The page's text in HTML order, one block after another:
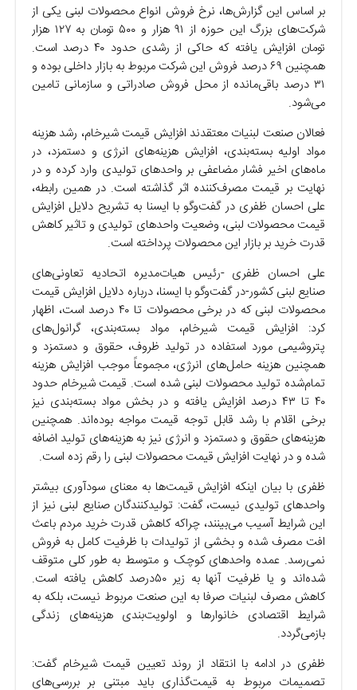
بر اساس این گزارش‌ها، نرخ فروش انواع محصولات لبنی یکی از
شرکت‌های بزرگ این حوزه از ۹۱ هزار و ۵۰۰ تومان به ۱۲۷ هزار
تومان افزایش یافته که حاکی از رشدی حدود ۴۰ درصد است.
همچنین ۶۹ درصد فروش این شرکت مربوط به بازار داخلی بوده و
۳۱ درصد باقی‌مانده از محل فروش صادراتی و سازمانی تامین
می‌شود.
فعالان صنعت لبنیات معتقدند افزایش قیمت شیرخام، رشد هزینه
مواد اولیه بسته‌بندی، افزایش هزینه‌های انرژی و دستمزد، در
ماه‌های اخیر فشار مضاعفی بر واحد‌های تولیدی وارد کرده و در
نهایت بر قیمت مصرف‌کننده اثر گذاشته است. در همین رابطه،
علی احسان ظفری در گفت‌و‌گو با ایسنا به تشریح دلایل افزایش
قیمت محصولات لبنی، وضعیت واحد‌های تولیدی و تاثیر کاهش
قدرت خرید بر بازار این محصولات پرداخته است.
علی احسان ظفری -رئیس هیات‌مدیره اتحادیه تعاونی‌های
صنایع لبنی کشور-در گفت‌و‌گو با ایسنا، درباره دلایل افزایش قیمت
محصولات لبنی که در برخی محصولات تا ۴۰ درصد است، اظهار
کرد: افزایش قیمت شیرخام، مواد بسته‌بندی، گرانول‌های
پتروشیمی مورد استفاده در تولید ظروف، حقوق و دستمزد و
همچنین هزینه حامل‌های انرژی، مجموعاً موجب افزایش هزینه
تمام‌شده تولید محصولات لبنی شده است. قیمت شیرخام حدود
۴۰ تا ۴۳ درصد افزایش یافته و در بخش مواد بسته‌بندی نیز
برخی اقلام با رشد قابل توجه قیمت مواجه بوده‌اند. همچنین
هزینه‌های حقوق و دستمزد و انرژی نیز به هزینه‌های تولید اضافه
شده و در نهایت افزایش قیمت محصولات لبنی را رقم زده است.
ظفری با بیان اینکه افزایش قیمت‌ها به معنای سودآوری بیشتر
واحد‌های تولیدی نیست، گفت: تولیدکنندگان صنایع لبنی نیز از
این شرایط آسیب می‌بینند، چراکه کاهش قدرت خرید مردم باعث
افت مصرف شده و بخشی از تولیدات با ظرفیت کامل به فروش
نمی‌رسد. عمده واحد‌های کوچک و متوسط به طور کلی متوقف
شده‌اند و یا ظرفیت آنها به زیر ۵۰درصد کاهش یافته است.
کاهش مصرف لبنیات صرفا به این صنعت مربوط نیست، بلکه به
شرایط اقتصادی خانوار‌ها و اولویت‌بندی هزینه‌های زندگی
بازمی‌گردد.
ظفری در ادامه با انتقاد از روند تعیین قیمت شیرخام گفت:
تصمیمات مربوط به قیمت‌گذاری باید مبتنی بر بررسی‌های